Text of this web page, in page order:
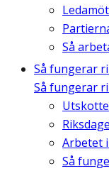
Så
Så fungerar
Så fungerar
Arbetet
Så